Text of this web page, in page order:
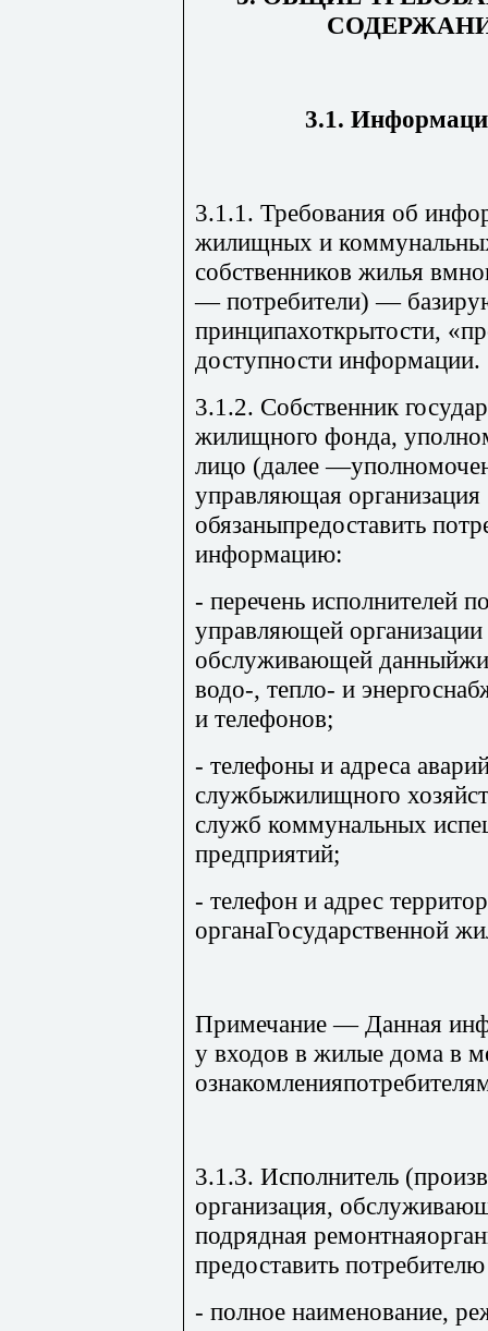
3.1.
3.1.1. Требования об
жилищных и
собственников жилья
— потребители) —
принципахоткрытости,
доступности информации.
3.1.2. Собственник
жилищного фонда,
лицо (далее
управляющая
обязаныпредоставить
информацию:
- перечень исполнителей
управляющей
обслуживающей
водо-, тепло- и
и телефонов;
- телефоны и адреса
службыжилищного
служб коммунальных
предприятий;
- телефон и адрес
органаГосударственной
Примечание — Данная
у входов в жилые дома в
3.1.3. Исполнитель
организация,
подрядная
предоставить
- полное наименование,